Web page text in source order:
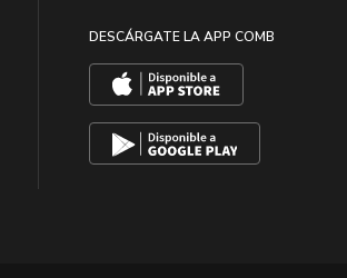
DESCÁRGATE LA APP COMB